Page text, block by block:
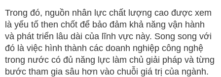
Trong đó, nguồn nhân lực chất lượng cao được xem
là yếu tố then chốt để bảo đảm khả năng vận hành
và phát triển lâu dài của lĩnh vực này. Song song với
đó là việc hình thành các doanh nghiệp công nghệ
trong nước có đủ năng lực làm chủ giải pháp và từng
bước tham gia sâu hơn vào chuỗi giá trị của ngành.